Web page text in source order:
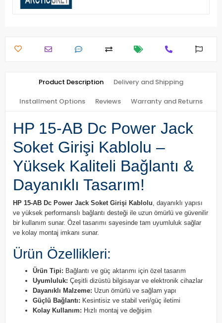
Product Description Delivery and Shipping
Installment Options Reviews Warranty and Returns
HP 15-AB Dc Power Jack
Soket Girişi Kablolu –
Yüksek Kaliteli Bağlantı &
Dayanıklı Tasarım!
HP 15-AB Dc Power Jack Soket Girişi Kablolu, dayanıklı yapısı
ve yüksek performanslı bağlantı desteği ile uzun ömürlü ve güvenilir
bir kullanım sunar. Özel tasarımı sayesinde tam uyumluluk sağlar
ve kolay montaj imkanı sunar.
Ürün Özellikleri:
Ürün Tipi: Bağlantı ve güç aktarımı için özel tasarım
Uyumluluk: Çeşitli dizüstü bilgisayar ve elektronik cihazlar
Dayanıklı Malzeme: Uzun ömürlü ve sağlam yapı
Güçlü Bağlantı: Kesintisiz ve stabil veri/güç iletimi
Kolay Kullanım: Hızlı montaj ve değişim